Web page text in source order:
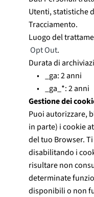
Utenti, statistiche
Tracciamento.
Luogo del
Opt Out.
Durata di
_ga: 2 anni
_ga_*: 2 anni
Gestione dei
Puoi autorizzare,
in parte) i cookie
del tuo Browser.
disabilitando i
risultare non
determinate
disponibili o non